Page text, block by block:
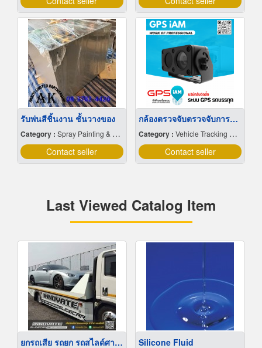
รับพ่นสีชิ้นงาน ชั้นวางของ
Category : Spray Painting & Finishing
Contact seller
กล้องตรวจจับตรวจจับการหลับใน
Category : Vehicle Tracking System
Contact seller
Last Viewed Catalog Item
ยกรถเสีย รถยก รถสไลด์ศาลายา 24 ชั่วโมง Silicone Fluid